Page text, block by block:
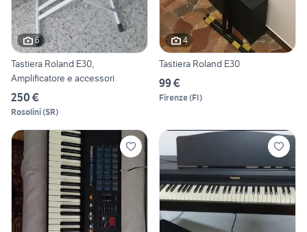
6
Tastiera Roland E30,
Amplificatore e accessori
250 €
Rosolini(SR)
4
Tastiera Roland E30
99 €
Firenze(FI)